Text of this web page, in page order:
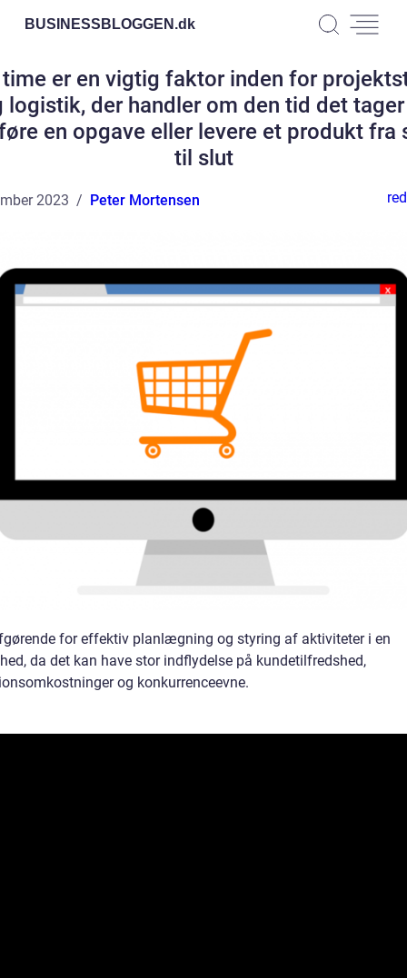
BUSINESSBLOGGEN.dk
er en vigtig faktor inden for
logistik, der handler om den tid det
en opgave eller levere et produkt fra
til slut
2023 Peter Mortensen
for effektiv planlægning og styring af aktiviteter i en
da det kan have stor indflydelse på kundetilfredshed,
og konkurrenceevne.